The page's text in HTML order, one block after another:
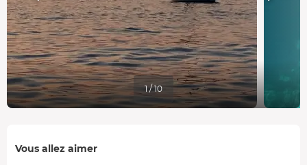
1 / 10
Vous allez aimer